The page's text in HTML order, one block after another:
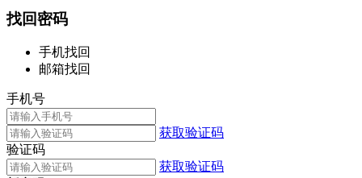
找回密码
手机找回
邮箱找回
手机号
获取验证码
验证码
获取验证码